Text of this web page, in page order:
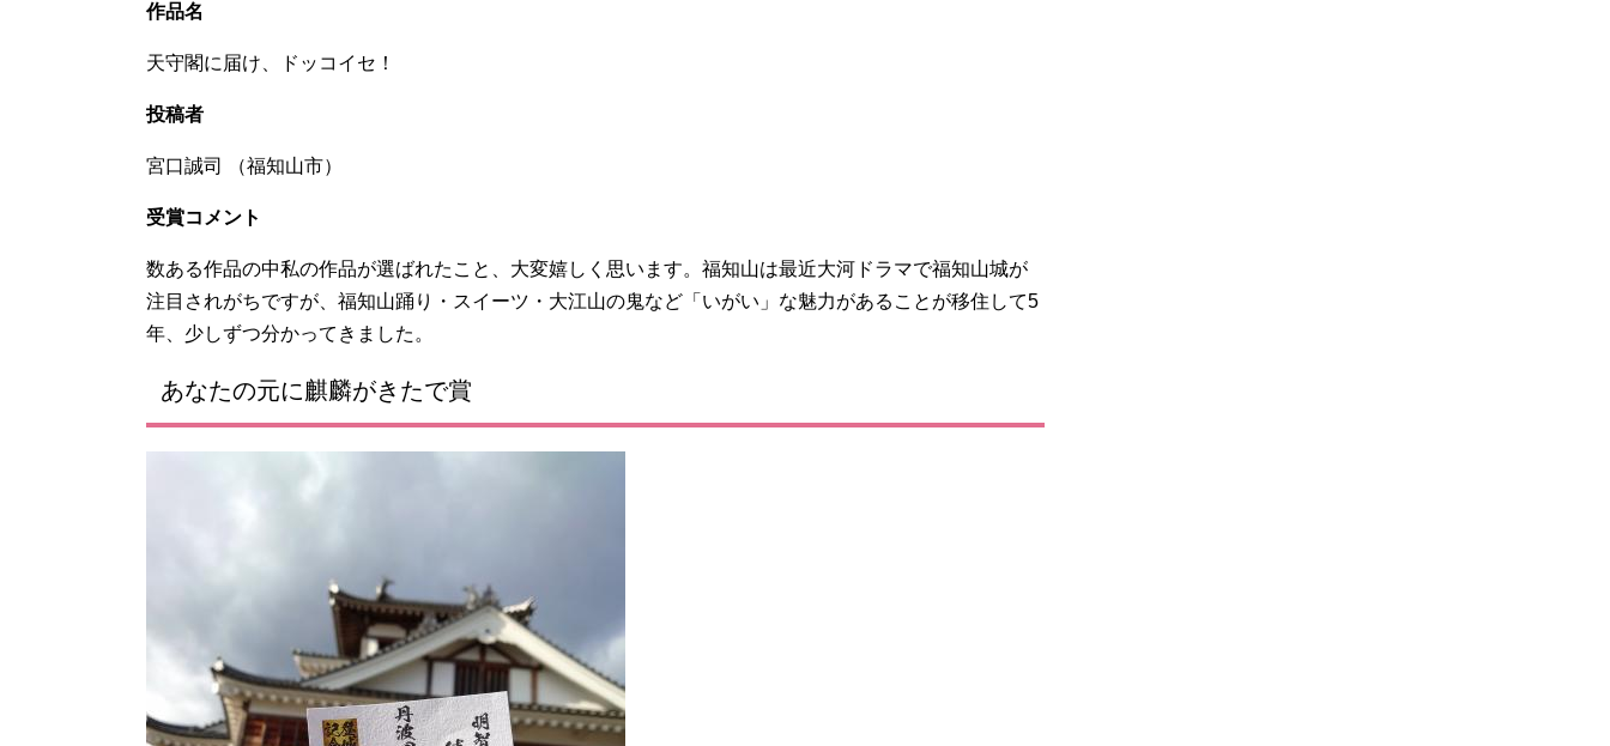
作品名
天守閣に届け、ドッコイセ！
投稿者
宮口誠司 （福知山市）
受賞コメント
数ある作品の中私の作品が選ばれたこと、大変嬉しく思います。福知山は最近大河ドラマで福知山城が
注目されがちですが、福知山踊り・スイーツ・大江山の鬼など「いがい」な魅力があることが移住して5
年、少しずつ分かってきました。
あなたの元に麒麟がきたで賞